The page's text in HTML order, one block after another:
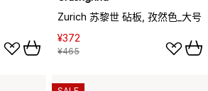
Zurich 苏黎世 砧板, 孜然色_大号
¥372
¥465